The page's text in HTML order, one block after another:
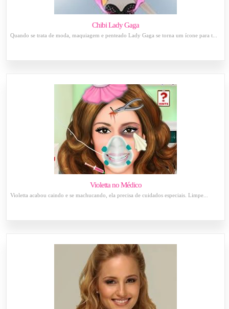
Chibi Lady Gaga
Quando se trata de moda, maquiagem e penteado Lady Gaga se torna um ícone para t...
Violetta no Médico
Violetta acabou caindo e se machucando, ela precisa de cuidados especiais. Limpe...